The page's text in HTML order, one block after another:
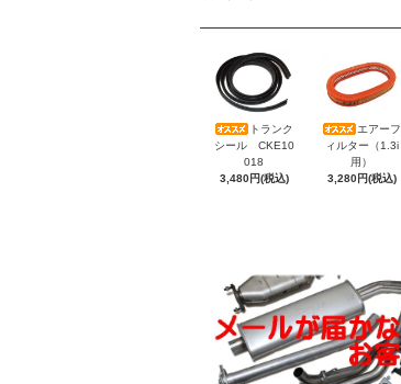
トランク
シール CKE10
018
3,480円(税込)
エアーフ
ィルター（1.3i
用）
3,280円(税込)